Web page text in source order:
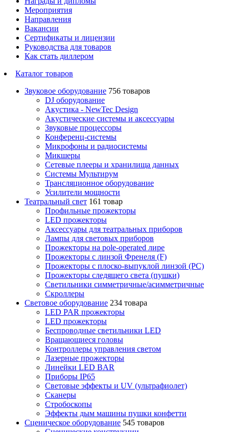
Мероприятия
Направления
Вакансии
Сертификаты и лицензии
Руководства для товаров
Как стать диллером
Каталог товаров
Звуковое оборудование 756 товаров
DJ оборудование
Акустика - NewTec Design
Акустические системы и аксессуары
Звуковые процессоры
Конференц-системы
Микрофоны и радиосистемы
Микшеры
Сетевые плееры и хранилища данных
Системы Мультирум
Трансляционное оборудование
Усилители мощности
Театральный свет 161 товар
Профильные прожекторы
LED прожекторы
Аксессуары для театральных приборов
Лампы для световых приборов
Прожекторы на pole-operated лире
Прожекторы с линзой Френеля (F)
Прожекторы с плоско-выпуклой линзой (PC)
Прожекторы следящего света (пушки)
Светильники симметричные/асимметричные
Скроллеры
Световое оборудование 234 товара
LED PAR прожекторы
LED прожекторы
Беспроводные светильники LED
Вращающиеся головы
Контроллеры управления светом
Лазерные прожекторы
Линейки LED BAR
Приборы IP65
Световые эффекты и UV (ультрафиолет)
Сканеры
Стробоскопы
Эффекты дым машины пушки конфетти
Сценическое оборудование 545 товаров